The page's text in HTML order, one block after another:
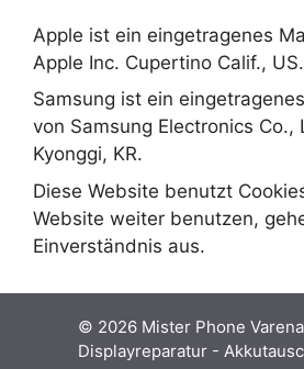
Apple ist ein eingetragenes
Apple Inc. Cupertino Calif., US.
Samsung ist ein
von Samsung Electronics Co.,
Kyonggi, KR.
Diese Website benutzt
Website weiter benutzen,
Einverständnis aus.
© 2026 Mister Phone
Displayreparatur -